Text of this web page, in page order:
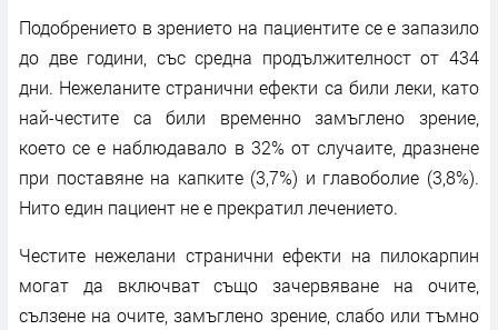
Подобрението в зрението на пациентите се е запазило
до две години, със средна продължителност от 434
дни. Нежеланите странични ефекти са били леки, като
най-честите са били временно замъглено зрение,
което се е наблюдавало в 32% от случаите, дразнене
при поставяне на капките (3,7%) и главоболие (3,8%).
Нито един пациент не е прекратил лечението.
Честите нежелани странични ефекти на пилокарпин
могат да включват също зачервяване на очите,
сълзене на очите, замъглено зрение, слабо или тъмно